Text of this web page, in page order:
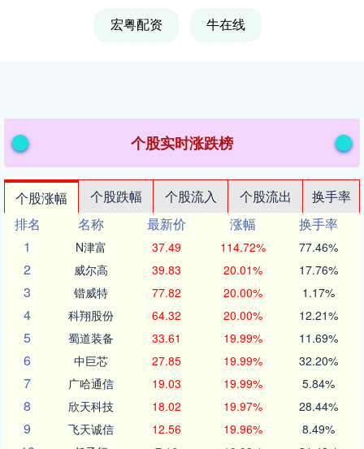
宏粤配资 牛在线
个股实时涨跌榜
个股涨幅 个股跌幅 个股流入 个股流出
换手率
排名
名称 最新价 涨幅
换手率
1
N津富 37.49 114.72% 77.46%
2 威尔高 39.83 20.01% 17.76%
3 锴威特 77.82 20.00% 1.17%
4 科翔股份 64.32 20.00% 12.21%
5 蜀道装备 33.61 19.99% 11.69%
6 中巨芯 27.85 19.99% 32.20%
7 广哈通信 19.03 19.99% 5.84%
8 欣天科技 18.02 19.97% 28.44%
9 飞天诚信 12.56 19.96% 8.49%